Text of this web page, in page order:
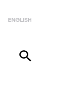
ENGLISH